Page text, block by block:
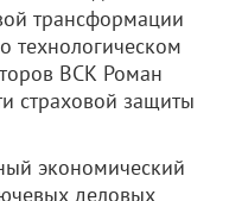
трансформации
технологическом
ВСК Роман
страховой защиты
экономический
деловых